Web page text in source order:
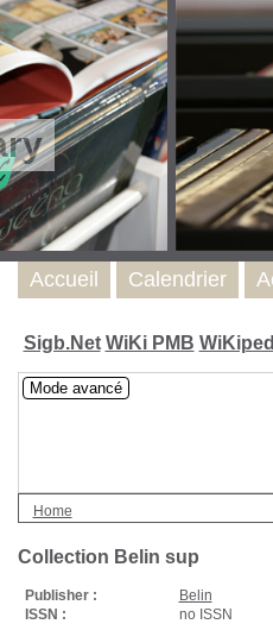
Sigb.Net WiKi PMB
Mode avancé
Home
Collection Belin sup
Publisher :
Belin
ISSN :
no ISSN
Accueil Calendrier